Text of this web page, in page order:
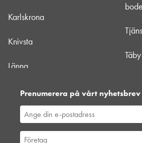
Prenumerera på vårt nyhetsbrev
Karlskrona
Knivsta
Länna
Mörbylånga - HLL Nära
Nacka
Norrtälje
Täby